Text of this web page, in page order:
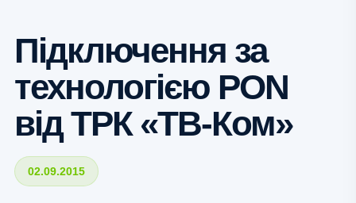
Підключення за
технологією PON
від ТРК «ТВ-Ком»
02.09.2015